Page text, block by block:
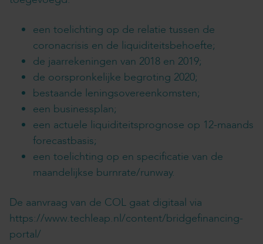
een toelichting op de relatie tussen de
coronacrisis en de liquiditeitsbehoefte;
de jaarrekeningen van 2018 en 2019;
de oorspronkelijke begroting 2020;
bestaande leningsovereenkomsten;
een businessplan;
een actuele liquiditeitsprognose op 12-maands
forecastbasis;
een toelichting op en specificatie van de
maandelijkse burnrate/runway.
De aanvraag van de COL gaat digitaal via
https://www.techleap.nl/content/bridgefinancing-
portal/